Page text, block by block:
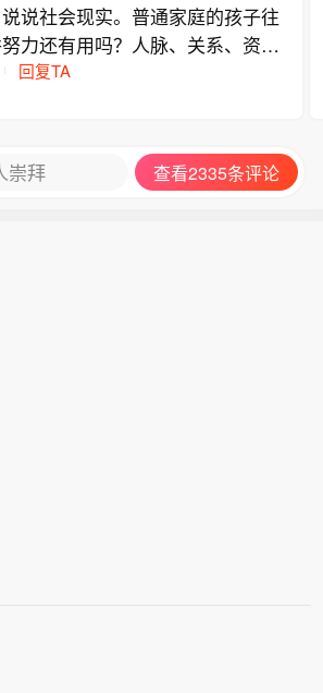
说社会现实。普通家庭的孩子往
力还有用吗？人脉、关系、资
和小沈站一块儿，毛不易自己确
回复TA
崇拜 查看2335条评论